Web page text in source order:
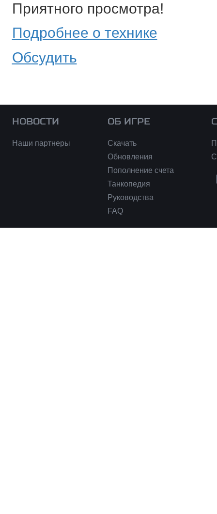
Приятного просмотра!
Подробнее о технике
Обсудить
НОВОСТИ
Наши партнеры
ОБ ИГРЕ
Скачать
Обновления
Пополнение счета
Танкопедия
Руководства
FAQ